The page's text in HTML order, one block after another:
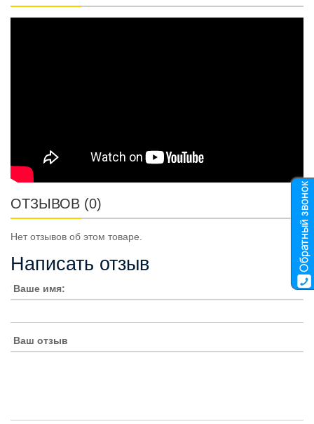
ОТЗЫВОВ (0)
Нет отзывов об этом товаре.
Написать отзыв
Ваше имя:
Ваш отзыв